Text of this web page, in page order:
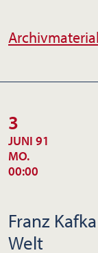
3
JUNI 91
MO.
00:00
Franz
Welt